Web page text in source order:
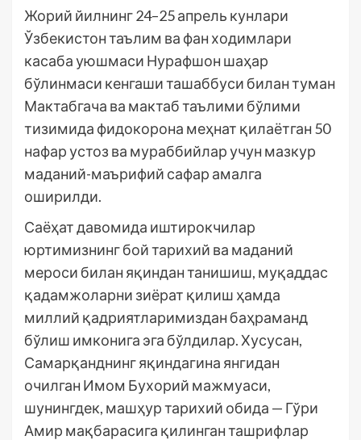
Жорий йилнинг 24–25 апрель кунлари
Ўзбекистон таълим ва фан ходимлари
касаба уюшмаси Нурафшон шаҳар
бўлинмаси кенгаши ташаббуси билан туман
Мактабгача ва мактаб таълими бўлими
тизимида фидокорона меҳнат қилаётган 50
нафар устоз ва мураббийлар учун мазкур
маданий-маърифий сафар амалга
оширилди.
Саёҳат давомида иштирокчилар
юртимизнинг бой тарихий ва маданий
мероси билан яқиндан танишиш, муқаддас
қадамжоларни зиёрат қилиш ҳамда
миллий қадриятларимиздан баҳраманд
бўлиш имконига эга бўлдилар. Хусусан,
Самарқанднинг яқиндагина янгидан
очилган Имом Бухорий мажмуаси,
шунингдек, машҳур тарихий обида — Гўри
Амир мақбарасига қилинган ташрифлар